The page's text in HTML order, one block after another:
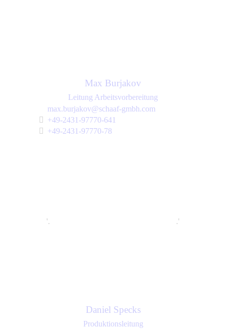
Max Burjakov
Leitung Arbeitsvorbereitung
max.burjakov@schaaf-gmbh.com
+49-2431-97770-641
+49-2431-97770-78
'. .'
Daniel Specks
Produktionsleitung